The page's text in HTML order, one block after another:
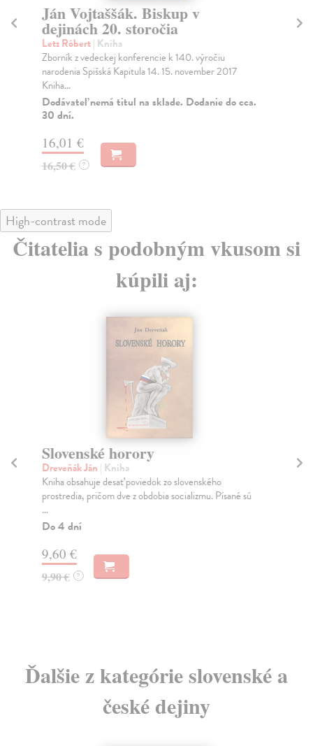
Ján Vojtaššák. Biskup v
dejinách 20. storočia
Letz Róbert| Kniha
Zborník z vedeckej konferencie k 140. výročiu
narodenia Spišská Kapitula 14. 15. november 2017
Kniha...
Dodávateľ nemá titul na sklade. Dodanie do cca.
30 dní.
16,01 €
16,50 € ?
High-contrast mode
Čitatelia s podobným vkusom si
kúpili aj:
Slovenské horory
Dreveňák Ján | Kniha
Kniha obsahuje desať poviedok zo slovenského
prostredia, pričom dve z obdobia socializmu. Písané sú
...
Do 4 dní
9,60 €
9,90 € ?
Ďalšie z kategórie slovenské a
české dejiny